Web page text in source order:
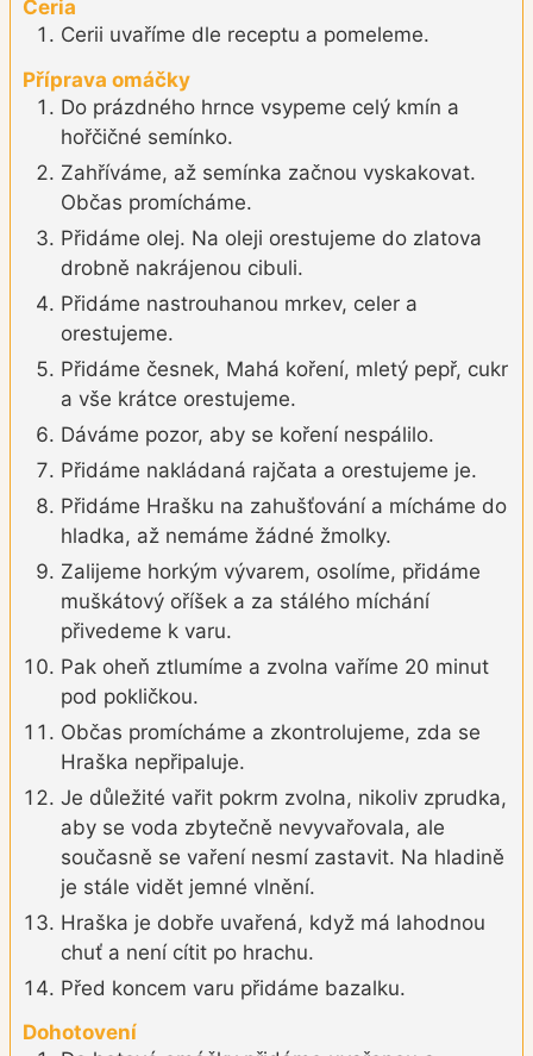
Ceria
Cerii uvaříme dle receptu a pomeleme.
Příprava omáčky
Do prázdného hrnce vsypeme celý kmín a
hořčičné semínko.
Zahříváme, až semínka začnou vyskakovat.
Občas promícháme.
Přidáme olej. Na oleji orestujeme do zlatova
drobně nakrájenou cibuli.
Přidáme nastrouhanou mrkev, celer a
orestujeme.
Přidáme česnek, Mahá koření, mletý pepř, cukr
a vše krátce orestujeme.
Dáváme pozor, aby se koření nespálilo.
Přidáme nakládaná rajčata a orestujeme je.
Přidáme Hrašku na zahušťování a mícháme do
hladka, až nemáme žádné žmolky.
Zalijeme horkým vývarem, osolíme, přidáme
muškátový oříšek a za stálého míchání
přivedeme k varu.
Pak oheň ztlumíme a zvolna vaříme 20 minut
pod pokličkou.
Občas promícháme a zkontrolujeme, zda se
Hraška nepřipaluje.
Je důležité vařit pokrm zvolna, nikoliv zprudka,
aby se voda zbytečně nevyvařovala, ale
současně se vaření nesmí zastavit. Na hladině
je stále vidět jemné vlnění.
Hraška je dobře uvařená, když má lahodnou
chuť a není cítit po hrachu.
Před koncem varu přidáme bazalku.
Dohotovení